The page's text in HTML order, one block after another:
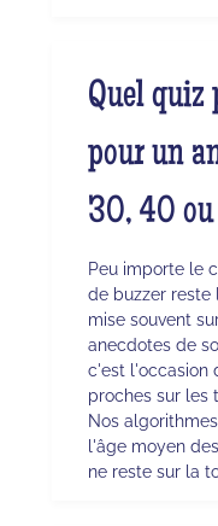
Quel quiz
pour un
30, 40
Peu importe le
de buzzer reste
mise souvent
anecdotes de
c'est l'occasion
proches sur les
Nos
l'âge moyen
ne reste sur la